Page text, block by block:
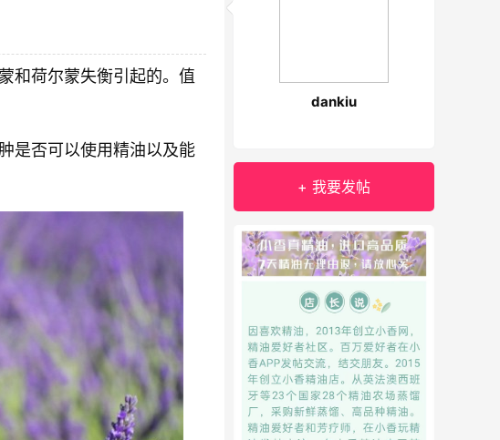
和荷尔蒙失衡引起的。值
是否可以使用精油以及能
dankiu
+ 我要发帖